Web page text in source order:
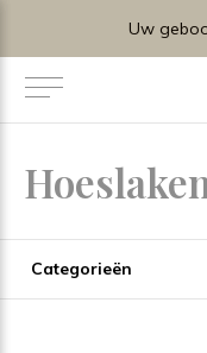
Uw
Categorieën